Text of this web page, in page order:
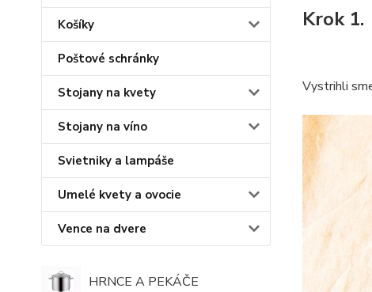
Košíky
Poštové schránky
Stojany na kvety
Stojany na víno
Svietniky a lampáše
Umelé kvety a ovocie
Vence na dvere
HRNCE A PEKÁČE
Krok 1.
Vystrihli